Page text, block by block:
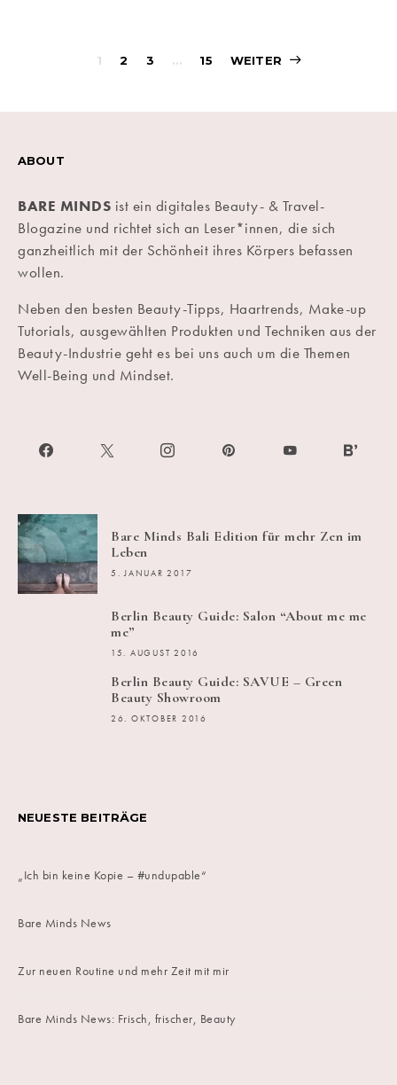
1 2 3 … 15 WEITER
ABOUT
BARE MINDS ist ein digitales Beauty- & Travel-
Blogazine und richtet sich an Leser*innen, die sich
ganzheitlich mit der Schönheit ihres Körpers befassen
wollen.
Neben den besten Beauty-Tipps, Haartrends, Make-up
Tutorials, ausgewählten Produkten und Techniken aus der
Beauty-Industrie geht es bei uns auch um die Themen
Well-Being und Mindset.
Bare Minds Bali Edition für mehr Zen im
Leben
5. JANUAR 2017
Berlin Beauty Guide: Salon “About me me
me”
15. AUGUST 2016
Berlin Beauty Guide: SAVUE – Green
Beauty Showroom
26. OKTOBER 2016
NEUESTE BEITRÄGE
„Ich bin keine Kopie – #undupable“
Bare Minds News
Zur neuen Routine und mehr Zeit mit mir
Bare Minds News: Frisch, frischer, Beauty